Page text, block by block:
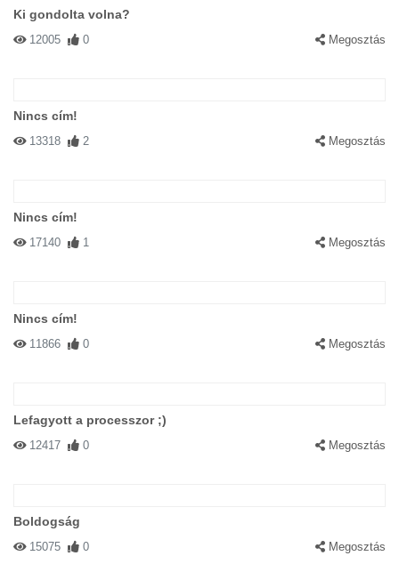
Ki gondolta volna?
12005 0 Megosztás
Nincs cím!
13318 2 Megosztás
Nincs cím!
17140 1 Megosztás
Nincs cím!
11866 0 Megosztás
Lefagyott a processzor ;)
12417 0 Megosztás
Boldogság
15075 0 Megosztás